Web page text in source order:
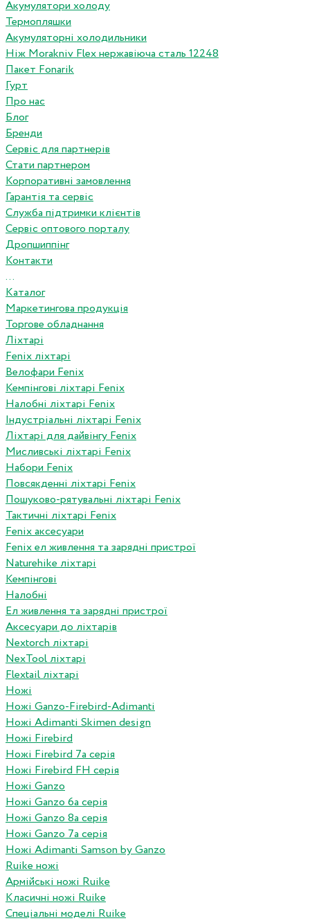
Акумулятори холоду
Термопляшки
Акумуляторні холодильники
Ніж Morakniv Flex нержавіюча сталь 12248
Пакет Fonarik
Гурт
Про нас
Блог
Бренди
Сервіс для партнерів
Стати партнером
Корпоративні замовлення
Гарантія та сервіс
Служба підтримки клієнтів
Сервіс оптового порталу
Дропшиппінг
Контакти
...
Каталог
Маркетингова продукція
Торгове обладнання
Ліхтарі
Fenix ліхтарі
Велофари Fenix
Кемпінгові ліхтарі Fenix
Налобні ліхтарі Fenix
Індустріальні ліхтарі Fenix
Ліхтарі для дайвінгу Fenix
Мисливські ліхтарі Fenix
Набори Fenix
Повсякденні ліхтарі Fenix
Пошуково-рятувальні ліхтарі Fenix
Тактичні ліхтарі Fenix
Fenix аксесуари
Fenix ел живлення та зарядні пристрої
Naturehike ліхтарі
Кемпінгові
Налобні
Ел живлення та зарядні пристрої
Аксесуари до ліхтарів
Nextorch ліхтарі
NexTool ліхтарі
Flextail ліхтарі
Ножі
Ножі Ganzo-Firebird-Adimanti
Ножі Adimanti Skimen design
Ножі Firebird
Ножі Firebird 7а серія
Ножі Firebird FH серія
Ножі Ganzo
Ножі Ganzo 6а серія
Ножі Ganzo 8а серія
Ножі Ganzo 7а серія
Ножі Adimanti Samson by Ganzo
Ruike ножі
Армійські ножі Ruike
Класичні ножі Ruike
Спеціальні моделі Ruike